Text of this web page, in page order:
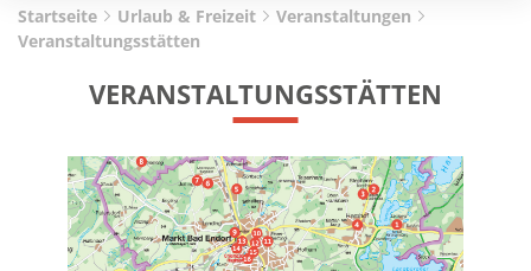
Startseite Urlaub & Freizeit
Veranstaltungen
Veranstaltungsstätten
VERANSTALTUNGSSTÄTTEN